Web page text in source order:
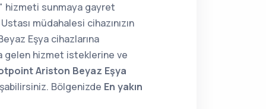
hizmeti sunmaya gayret
müdahalesi cihazınızın
Eşya cihazlarına
gelen hizmet isteklerine ve
Ariston Beyaz Eşya
Bölgenizde En yakın